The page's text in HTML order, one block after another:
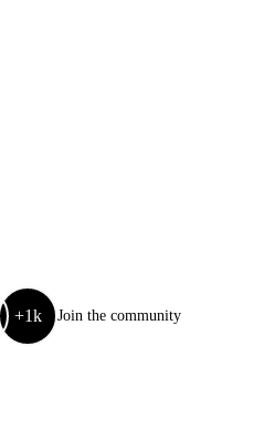
+1k Join the community